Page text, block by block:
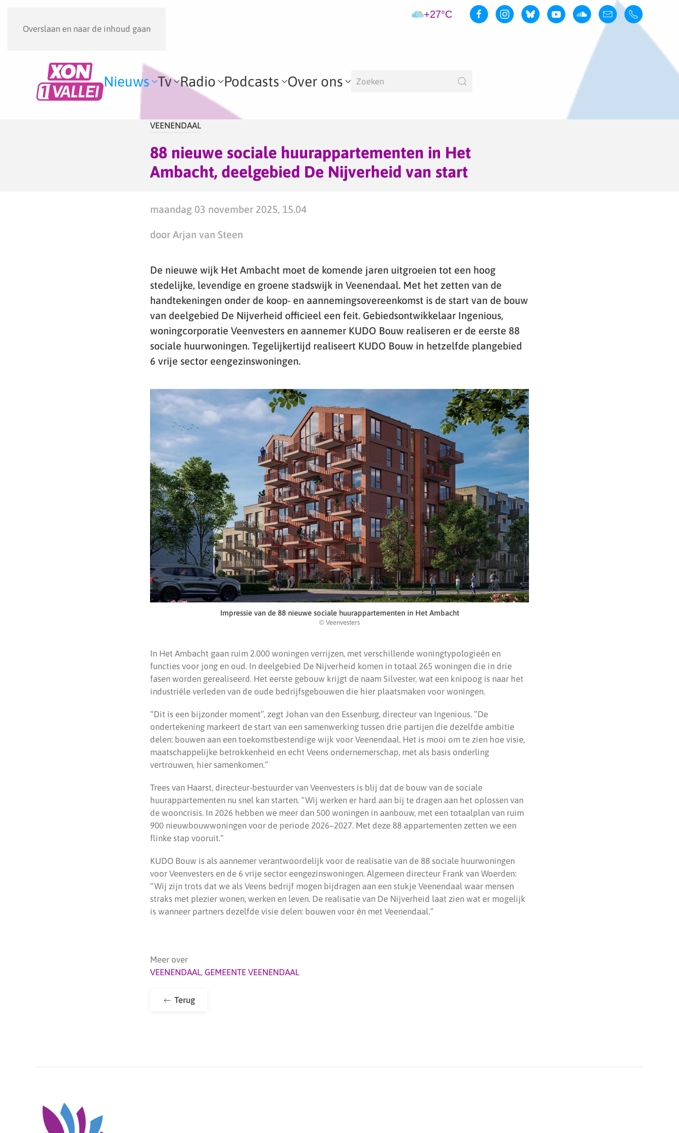
Overslaan en naar de inhoud gaan
+27°C
Nieuws Tv Radio Podcasts Over ons
VEENENDAAL
88 nieuwe sociale huurappartementen in Het
Ambacht, deelgebied De Nijverheid van start
maandag 03 november 2025, 15.04
door Arjan van Steen
De nieuwe wijk Het Ambacht moet de komende jaren uitgroeien tot een hoog
stedelijke, levendige en groene stadswijk in Veenendaal. Met het zetten van de
handtekeningen onder de koop- en aannemingsovereenkomst is de start van de bouw
van deelgebied De Nijverheid officieel een feit. Gebiedsontwikkelaar Ingenious,
woningcorporatie Veenvesters en aannemer KUDO Bouw realiseren er de eerste 88
sociale huurwoningen. Tegelijkertijd realiseert KUDO Bouw in hetzelfde plangebied
6 vrije sector eengezinswoningen.
Impressie van de 88 nieuwe sociale huurappartementen in Het Ambacht
© Veenvesters
In Het Ambacht gaan ruim 2.000 woningen verrijzen, met verschillende woningtypologieën en
functies voor jong en oud. In deelgebied De Nijverheid komen in totaal 265 woningen die in drie
fasen worden gerealiseerd. Het eerste gebouw krijgt de naam Silvester, wat een knipoog is naar het
industriële verleden van de oude bedrijfsgebouwen die hier plaatsmaken voor woningen.
“Dit is een bijzonder moment”, zegt Johan van den Essenburg, directeur van Ingenious. “De
ondertekening markeert de start van een samenwerking tussen drie partijen die dezelfde ambitie
delen: bouwen aan een toekomstbestendige wijk voor Veenendaal. Het is mooi om te zien hoe visie,
maatschappelijke betrokkenheid en echt Veens ondernemerschap, met als basis onderling
vertrouwen, hier samenkomen.”
Trees van Haarst, directeur-bestuurder van Veenvesters is blij dat de bouw van de sociale
huurappartementen nu snel kan starten. “Wij werken er hard aan bij te dragen aan het oplossen van
de wooncrisis. In 2026 hebben we meer dan 500 woningen in aanbouw, met een totaalplan van ruim
900 nieuwbouwwoningen voor de periode 2026–2027. Met deze 88 appartementen zetten we een
flinke stap vooruit.”
KUDO Bouw is als aannemer verantwoordelijk voor de realisatie van de 88 sociale huurwoningen
voor Veenvesters en de 6 vrije sector eengezinswoningen. Algemeen directeur Frank van Woerden:
“Wij zijn trots dat we als Veens bedrijf mogen bijdragen aan een stukje Veenendaal waar mensen
straks met plezier wonen, werken en leven. De realisatie van De Nijverheid laat zien wat er mogelijk
is wanneer partners dezelfde visie delen: bouwen voor én met Veenendaal.”
Meer over
VEENENDAAL, GEMEENTE VEENENDAAL
Terug